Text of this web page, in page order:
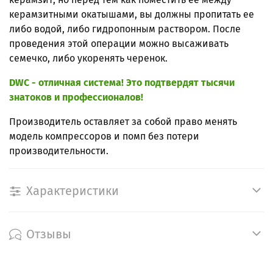
керамзитными окатышами, вы должны пропитать ее
либо водой, либо гидропонным раствором. После
проведения этой операции можно высаживать
семечко, либо укоренять черенок.
DWC - отличная система! Это подтвердят тысячи
знатоков и профессионалов!
Производитель оставляет за собой право менять
модель компрессоров и помп без потери
производительности.
Характеристики
Отзывы